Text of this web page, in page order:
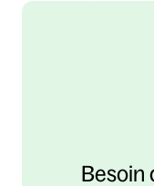
Besoin